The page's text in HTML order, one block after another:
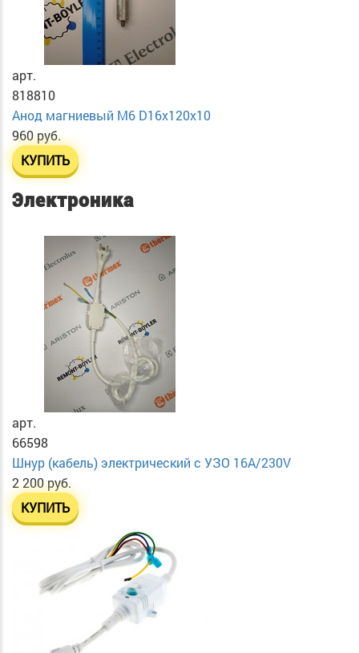
арт.
818810
Анод магниевый М6 D16х120х10
960 руб.
КУПИТЬ
Электроника
арт.
66598
Шнур (кабель) электрический с УЗО 16А/230V
2 200 руб.
КУПИТЬ